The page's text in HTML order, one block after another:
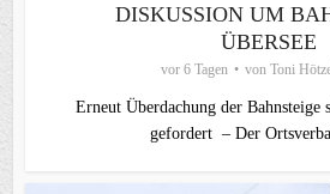
DISKUSSION UM
ÜBERSEE
vor 6 Tagen von Toni
Erneut Überdachung der Bahnsteige
gefordert – Der